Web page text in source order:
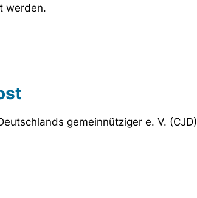
werden.
gemeinnütziger e. V. (CJD)